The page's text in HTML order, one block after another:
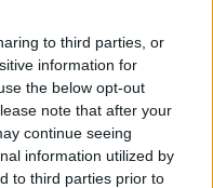
to third parties, or
information for
the below opt-out
note that after your
continue seeing
information utilized by
to third parties prior to
origens medievais
Neve”, a feira conjuga
gastronomia,
de promoção
LER